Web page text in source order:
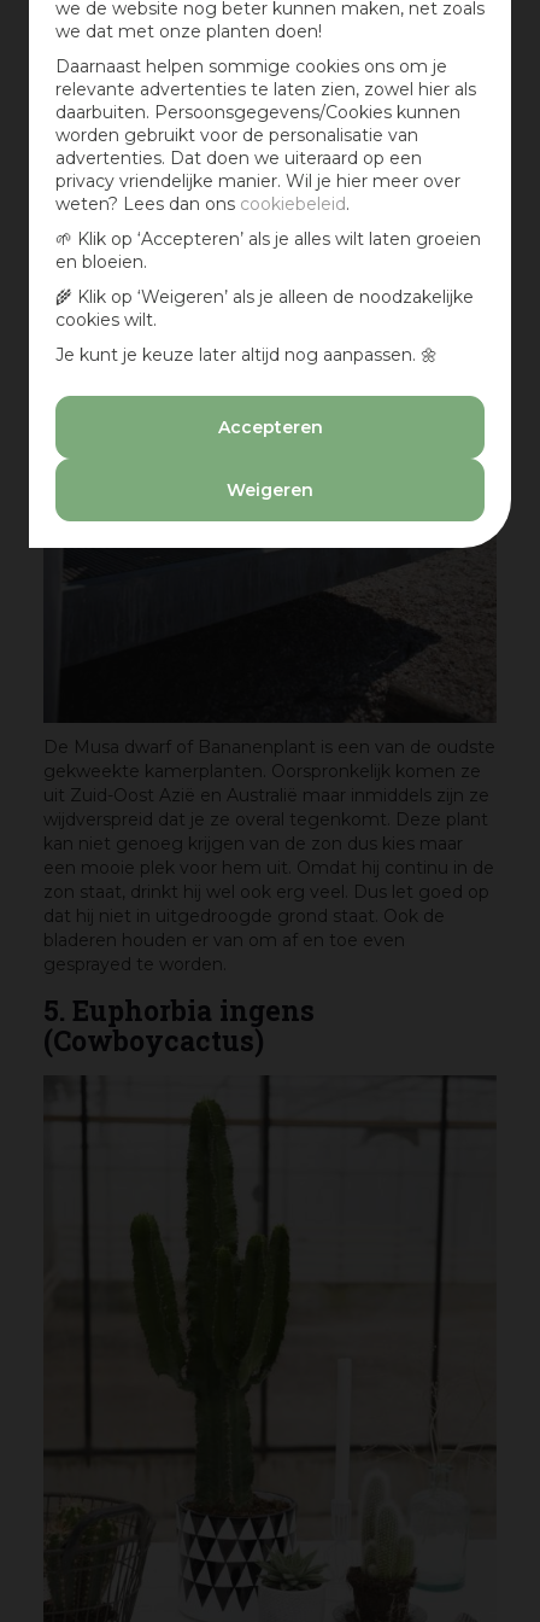
we de website nog beter kunnen maken, net zoals
we dat met onze planten doen!
Daarnaast helpen sommige cookies ons om je
relevante advertenties te laten zien, zowel hier als
daarbuiten. Persoonsgegevens/Cookies kunnen
worden gebruikt voor de personalisatie van
advertenties. Dat doen we uiteraard op een
privacy vriendelijke manier. Wil je hier meer over
weten? Lees dan ons cookiebeleid.
🌱 Klik op ‘Accepteren’ als je alles wilt laten groeien
en bloeien.
🌾 Klik op ‘Weigeren’ als je alleen de noodzakelijke
cookies wilt.
Je kunt je keuze later altijd nog aanpassen. 🌼
Accepteren
Weigeren
4. Musa dwarf (Bananenplant)
De Musa dwarf of Bananenplant is een van de oudste
gekweekte kamerplanten. Oorspronkelijk komen ze
uit Zuid-Oost Azië en Australië maar inmiddels zijn ze
wijdverspreid dat je ze overal tegenkomt. Deze plant
kan niet genoeg krijgen van de zon dus kies maar
een mooie plek voor hem uit. Omdat hij continu in de
zon staat, drinkt hij wel ook erg veel. Dus let goed op
dat hij niet in uitgedroogde grond staat. Ook de
bladeren houden er van om af en toe even
gesprayed te worden.
5. Euphorbia ingens
(Cowboycactus)